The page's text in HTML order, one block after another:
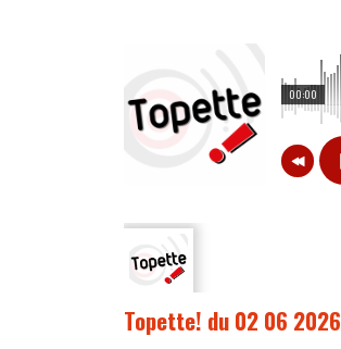
00:00
Topette! du 02 06 2026